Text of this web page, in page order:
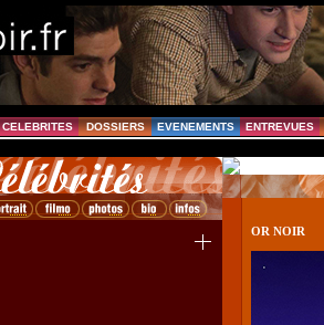
CELEBRITES DOSSIERS EVENEMENTS ENTREVUES
OR NOIR